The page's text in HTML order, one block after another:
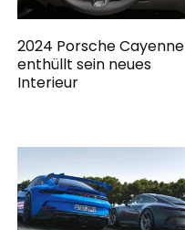
2024 Porsche Cayenne
enthüllt sein neues
Interieur